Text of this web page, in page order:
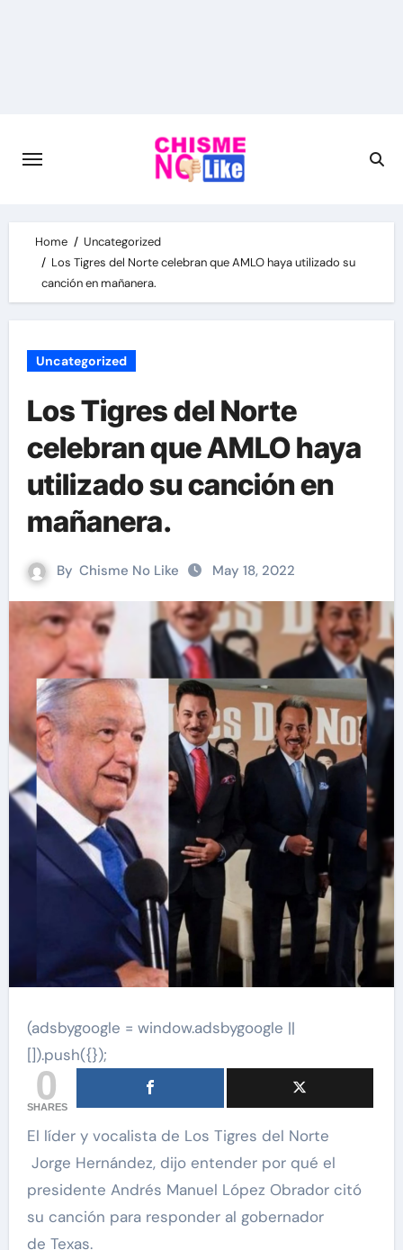
Home
Uncategorized
Los Tigres del Norte celebran que AMLO haya utilizado su
canción en mañanera.
Uncategorized
Los Tigres del Norte
celebran que AMLO haya
utilizado su canción en
mañanera.
By Chisme No Like May 18, 2022
(adsbygoogle = window.adsbygoogle ||
[]).push({});
0
SHARES
El líder y vocalista de Los Tigres del Norte
Jorge Hernández, dijo entender por qué el
presidente Andrés Manuel López Obrador citó
su canción para responder al gobernador
de Texas.